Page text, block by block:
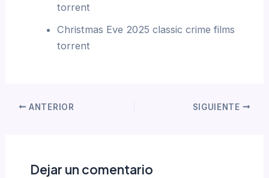
torrent
Christmas Eve 2025 classic crime films
torrent
ANTERIOR SIGUIENTE
Dejar un comentario